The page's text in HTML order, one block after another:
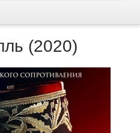
(2020)